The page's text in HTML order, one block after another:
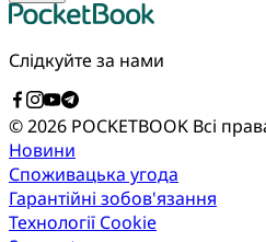
Слідкуйте за нами
© 2026 POCKETBOOK Всі
Новини
Споживацька угода
Гарантійні зобов'язання
Технології Cookie